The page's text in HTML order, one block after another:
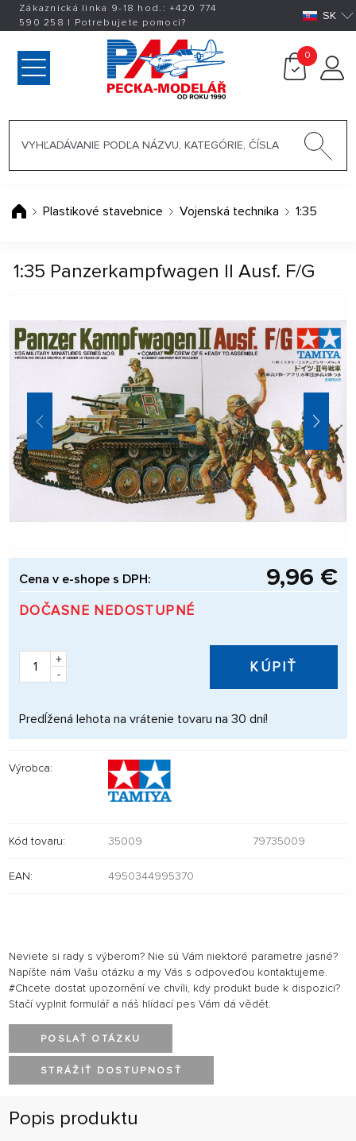
Zákaznická linka 9-18 hod.:+420 774
590 258 | Potrebujete pomoci? SK
0
Plastikové stavebnice Vojenská technika 1:35
1:35 Panzerkampfwagen II Ausf. F/G
Cena v e-shope s DPH: 9,96 €
DOČASNE NEDOSTUPNÉ
+
-
KÚPIŤ
Predĺžená lehota na vrátenie tovaru na 30 dní!
Výrobca:
Kód tovaru: 35009 79735009
EAN: 4950344995370
Neviete si rady s výberom? Nie sú Vám niektoré parametre jasné?
Napíšte nám Vašu otázku a my Vás s odpoveďou kontaktujeme.
#Chcete dostat upozornění ve chvíli, kdy produkt bude k dispozici?
Stačí vyplnit formulář a náš hlídací pes Vám dá vědět.
POSLAŤ OTÁZKU
STRÁŽIŤ DOSTUPNOSŤ
Popis produktu